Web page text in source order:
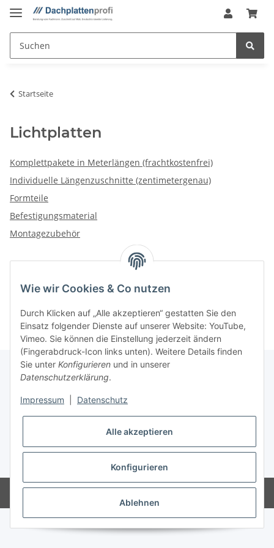
Startseite
Lichtplatten
Komplettpakete in Meterlängen (frachtkostenfrei)
Individuelle Längenzuschnitte (zentimetergenau)
Formteile
Befestigungsmaterial
Montagezubehör
Kategorien
Informationen
Gesetzliche Informationen
* Alle Preise inkl. gesetzlicher USt., zzgl. Versand
Wie wir Cookies & Co nutzen
Durch Klicken auf „Alle akzeptieren“ gestatten Sie den
Einsatz folgender Dienste auf unserer Website: YouTube,
Vimeo. Sie können die Einstellung jederzeit ändern
(Fingerabdruck-Icon links unten). Weitere Details finden
Sie unter Konfigurieren und in unserer
Datenschutzerklärung.
Impressum Datenschutz
Alle akzeptieren
Konfigurieren
Ablehnen